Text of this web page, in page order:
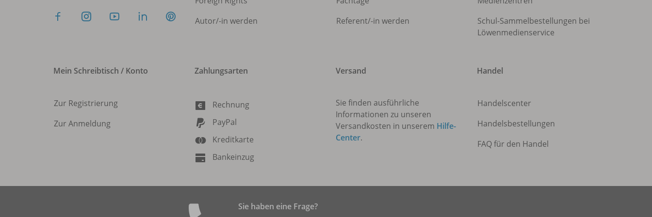
Autor/-in werden
Referent/-in werden
Schul-Sammelbestellungen bei
Löwenmedienservice
Mein Schreibtisch / Konto
Zur Registrierung
Zur Anmeldung
Zahlungsarten
Rechnung
PayPal
Kreditkarte
Bankeinzug
Versand
Sie finden ausführliche
Informationen zu unseren
Versandkosten in unserem Hilfe-
Center.
Handel
Handelscenter
Handelsbestellungen
FAQ für den Handel
Sie haben eine Frage?